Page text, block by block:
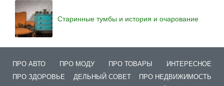
Старинные тумбы и история и очарование
ПРО АВТО ПРО МОДУ ПРО ТОВАРЫ
ИНТЕРЕСНОЕ
ПРО ЗДОРОВЬЕ
ДЕЛЬНЫЙ СОВЕТ
ПРО НЕДВИЖИМОСТЬ